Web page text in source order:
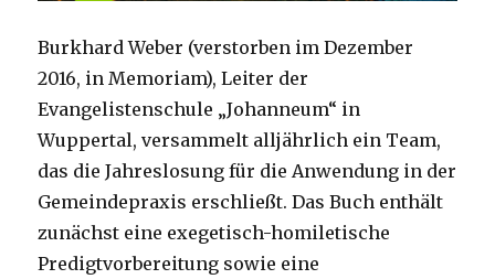
Burkhard Weber (verstorben im Dezember
2016, in Memoriam), Leiter der
Evangelistenschule „Johanneum“ in
Wuppertal, versammelt alljährlich ein Team,
das die Jahreslosung für die Anwendung in der
Gemeindepraxis erschließt. Das Buch enthält
zunächst eine exegetisch-homiletische
Predigtvorbereitung sowie eine